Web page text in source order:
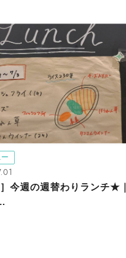
今週の週替わりランチ★｜